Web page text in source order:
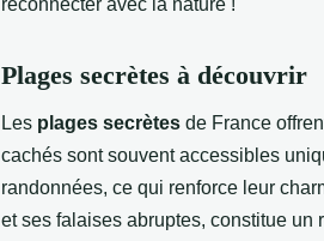
Plages secrètes à découvrir
Les plages secrètes de France
cachés sont souvent accessibles
randonnées, ce qui renforce leur
et ses falaises abruptes, constitue